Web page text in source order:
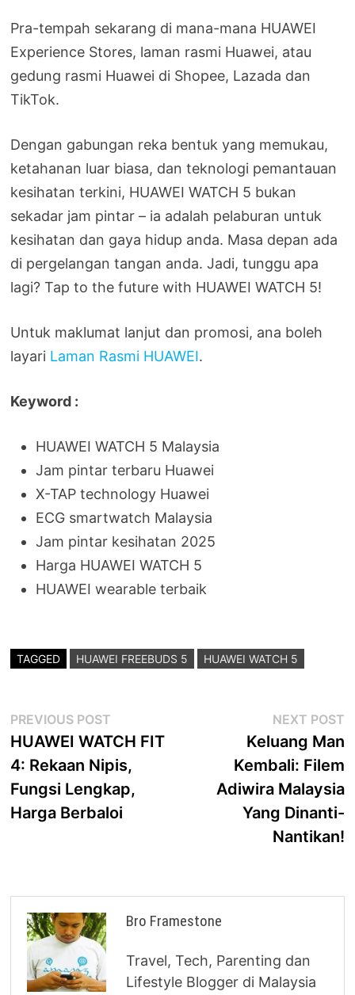
Pra-tempah sekarang di mana-mana HUAWEI
Experience Stores, laman rasmi Huawei, atau
gedung rasmi Huawei di Shopee, Lazada dan
TikTok.
Dengan gabungan reka bentuk yang memukau,
ketahanan luar biasa, dan teknologi pemantauan
kesihatan terkini, HUAWEI WATCH 5 bukan
sekadar jam pintar – ia adalah pelaburan untuk
kesihatan dan gaya hidup anda. Masa depan ada
di pergelangan tangan anda. Jadi, tunggu apa
lagi? Tap to the future with HUAWEI WATCH 5!
Untuk maklumat lanjut dan promosi, ana boleh
layari Laman Rasmi HUAWEI.
Keyword :
HUAWEI WATCH 5 Malaysia
Jam pintar terbaru Huawei
X-TAP technology Huawei
ECG smartwatch Malaysia
Jam pintar kesihatan 2025
Harga HUAWEI WATCH 5
HUAWEI wearable terbaik
TAGGED HUAWEI FREEBUDS 5 HUAWEI WATCH 5
Post
navigation
PREVIOUS POST
post:
HUAWEI WATCH FIT
4: Rekaan Nipis,
Fungsi Lengkap,
Harga Berbaloi
NEXT POST
Keluang Man
Kembali: Filem
Adiwira Malaysia
Yang Dinanti-
Nantikan!
Bro Framestone
Travel, Tech, Parenting dan
Lifestyle Blogger di Malaysia